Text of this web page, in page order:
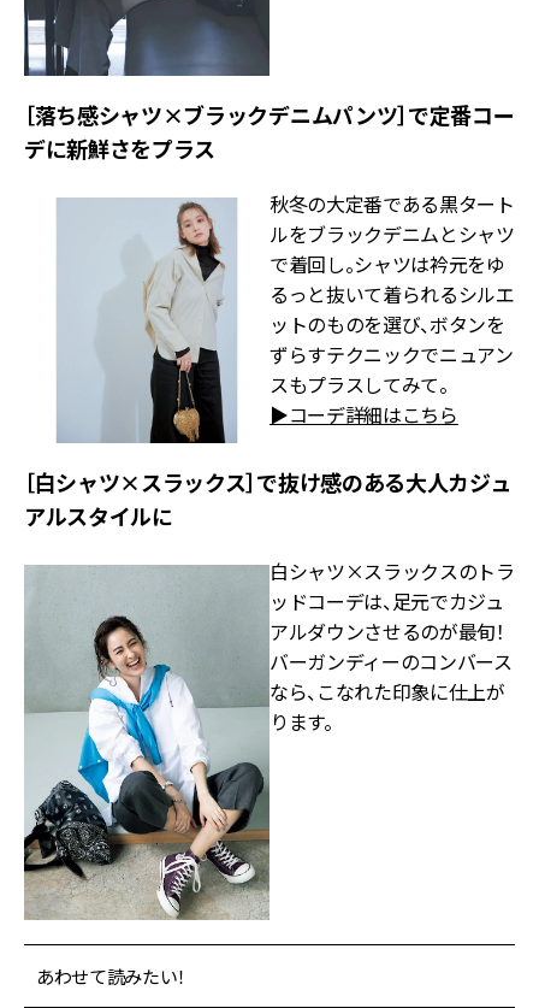
［落ち感シャツ×ブラックデニムパンツ］で定番コー
デに新鮮さをプラス
秋冬の大定番である黒タート
ルをブラックデニムとシャツ
で着回し。シャツは衿元をゆ
るっと抜いて着られるシルエ
ットのものを選び、ボタンを
ずらすテクニックでニュアン
スもプラスしてみて。
▶︎コーデ詳細はこちら
［白シャツ×スラックス］で抜け感のある大人カジュ
アルスタイルに
白シャツ×スラックスのトラ
ッドコーデは、足元でカジュ
アルダウンさせるのが最旬！
バーガンディーのコンバース
なら、こなれた印象に仕上が
ります。
あわせて読みたい！